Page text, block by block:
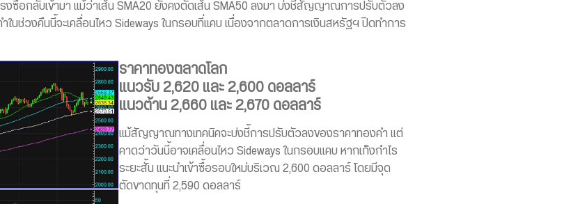
งซื้อกลับเข้ามา แม้ว่าเส้น SMA20 ยังคงตัดเส้น SMA50 ลงมา บ่งชี้สัญญาณการปรับตัวลง
ในช่วงคืนนี้จะเคลื่อนไหว Sideways ในกรอบที่แคบ เนื่องจากตลาดการเงินสหรัฐฯ ปิดทำการ
ราคาทองตลาดโลก
แนวรับ 2,620 และ 2,600 ดอลลาร์
แนวต้าน 2,660 และ 2,670 ดอลลาร์
แม้สัญญาณทางเทคนิคจะบ่งชี้การปรับตัวลงของราคาทองคำ แต่
คาดว่าวันนี้อาจเคลื่อนไหว Sideways ในกรอบแคบ หากเก็งกำไร
ระยะสั้น แนะนำเข้าซื้อรอบใหม่บริเวณ 2,600 ดอลลาร์ โดยมีจุด
ตัดขาดทุนที่ 2,590 ดอลลาร์